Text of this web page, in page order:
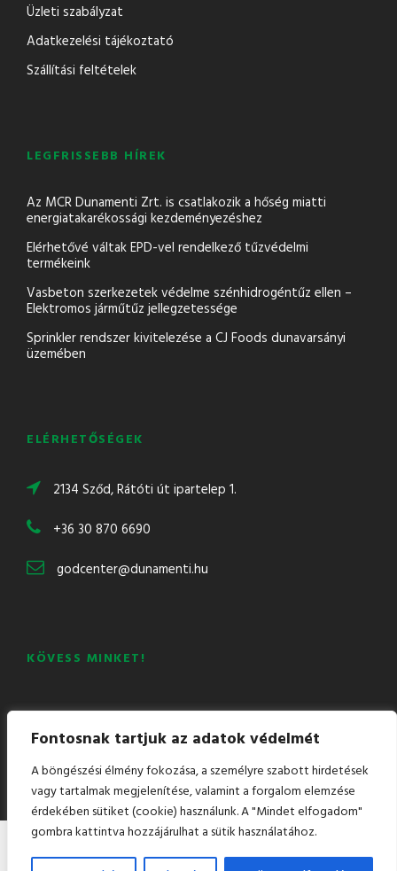
Fontosnak tartjuk az adatok védelmét
A böngészési élmény fokozása, a személyre szabott hirdetések
vagy tartalmak megjelenítése, valamint a forgalom elemzése
érdekében sütiket (cookie) használunk. A "Mindet elfogadom"
gombra kattintva hozzájárulhat a sütik használatához.
Üzleti szabályzat
Adatkezelési tájékoztató
Szállítási feltételek
LEGFRISSEBB HÍREK
Az MCR Dunamenti Zrt. is csatlakozik a hőség miatti
energiatakarékossági kezdeményezéshez
Elérhetővé váltak EPD-vel rendelkező tűzvédelmi
termékeink
Vasbeton szerkezetek védelme szénhidrogéntűz ellen –
Elektromos járműtűz jellegzetessége
Sprinkler rendszer kivitelezése a CJ Foods dunavarsányi
üzemében
ELÉRHETŐSÉGEK
2134 Sződ, Rátóti út ipartelep 1.
+36 30 870 6690
godcenter@dunamenti.hu
KÖVESS MINKET!
Facebook LinkedIn YouTube
Copyright 2021 Minden jog fenntartva, MCR Dunamenti